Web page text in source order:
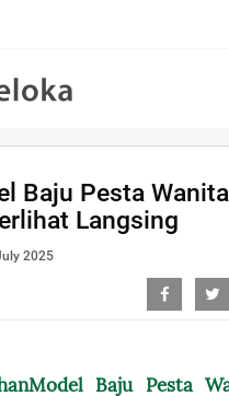
Baju Pesta
Langsing
2025
Baju Pesta